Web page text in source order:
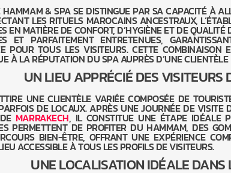
HAMMAM & SPA SE DISTINGUE PAR SA CAPACITÉ À
LES RITUELS MAROCAINS ANCESTRAUX,
EN MATIÈRE DE CONFORT, D’HYGIÈNE ET DE
ET PARFAITEMENT ENTRETENUES,
POUR TOUS LES VISITEURS. CETTE COMBINAISON
À LA RÉPUTATION DU SPA AUPRÈS D’UNE
UN LIEU APPRÉCIÉ DES VISITEURS
UNE CLIENTÈLE VARIÉE COMPOSÉE DE
DE LOCAUX. APRÈS UNE JOURNÉE DE
MARRAKECH, IL CONSTITUE UNE ÉTAPE IDÉALE
PERMETTENT DE PROFITER DU HAMMAM, DES
BIEN-ÊTRE, OFFRANT UNE EXPÉRIENCE
ACCESSIBLE À TOUS LES PROFILS DE VISITEURS.
UNE LOCALISATION IDÉALE DANS